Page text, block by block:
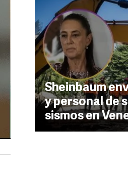
Sheinbaum
y personal de
sismos en